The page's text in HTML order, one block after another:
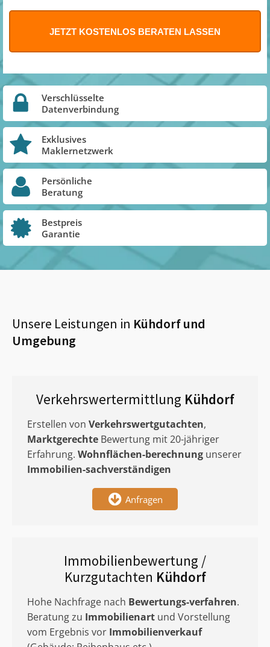
Verschlüsselte
Datenverbindung
Exklusives
Maklernetzwerk
Persönliche
Beratung
Bestpreis
Garantie
Unsere Leistungen in Kühdorfund
Umgebung
Verkehrswertermittlung Kühdorf
Erstellen von Verkehrswertgutachten,
Marktgerechte Bewertung mit 20-jähriger
Erfahrung. Wohnflächen-berechnung unserer
Immobilien-sachverständigen
Anfragen
Immobilienbewertung /
Kurzgutachten Kühdorf
Hohe Nachfrage nach Bewertungs-verfahren.
Beratung zu Immobilienart und Vorstellung
vom Ergebnis vor Immobilienverkauf